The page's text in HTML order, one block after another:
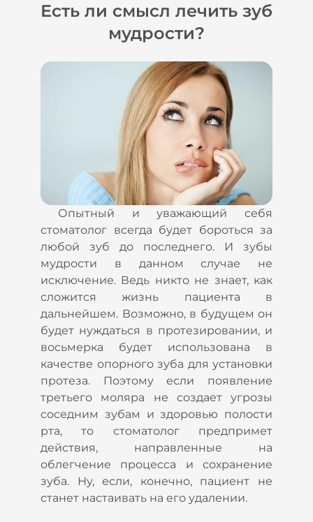
Есть ли смысл лечить зуб
мудрости?
Опытный и уважающий себя
стоматолог всегда будет бороться за
любой зуб до последнего. И зубы
мудрости в данном случае не
исключение. Ведь никто не знает, как
сложится жизнь пациента в
дальнейшем. Возможно, в будущем он
будет нуждаться в протезировании, и
восьмерка будет использована в
качестве опорного зуба для установки
протеза. Поэтому если появление
третьего моляра не создает угрозы
соседним зубам и здоровью полости
рта, то стоматолог предпримет
действия, направленные на
облегчение процесса и сохранение
зуба. Ну, если, конечно, пациент не
станет настаивать на его удалении.